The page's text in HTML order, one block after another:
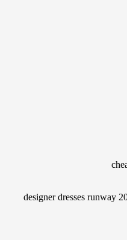
designer dresses runway